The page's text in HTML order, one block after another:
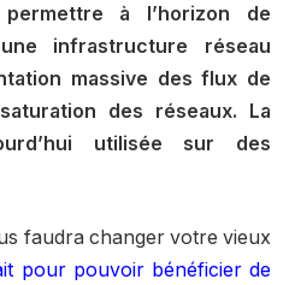
à l’horizon de
infrastructure réseau
massive des flux de
des réseaux. La
utilisée sur des
faudra changer votre vieux
pour pouvoir bénéficier de